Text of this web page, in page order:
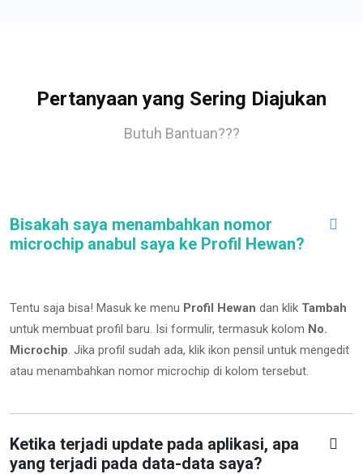
Pertanyaan yang Sering Diajukan
Butuh Bantuan???
Bisakah saya menambahkan nomor
microchip anabul saya ke Profil Hewan?
Tentu saja bisa! Masuk ke menu Profil Hewan dan klik Tambah
untuk membuat profil baru. Isi formulir, termasuk kolom No.
Microchip. Jika profil sudah ada, klik ikon pensil untuk mengedit
atau menambahkan nomor microchip di kolom tersebut.
Ketika terjadi update pada aplikasi, apa
yang terjadi pada data-data saya?